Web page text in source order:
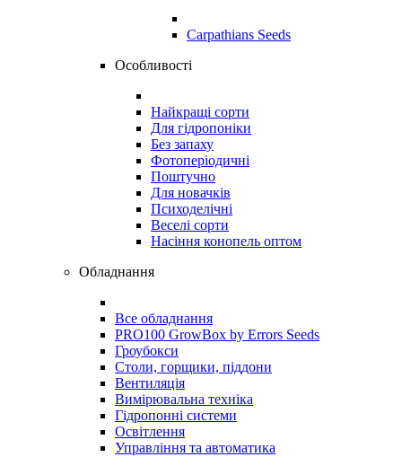
Carpathians Seeds
Особливості
Найкращі сорти
Для гідропоніки
Без запаху
Фотоперіодичні
Поштучно
Для новачків
Психоделічні
Веселі сорти
Насіння конопель оптом
Обладнання
Все обладнання
PRO100 GrowBox by Errors Seeds
Гроубокси
Столи, горщики, піддони
Вентиляція
Вимірювальна техніка
Гідропонні системи
Освітлення
Управління та автоматика